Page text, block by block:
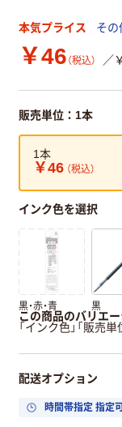
本気プライス その
￥46 （税込） ／
販売単位：1本
1本
￥46 （税込）
インク色を選択
黒・赤・青 黒
この商品のバリエ
「インク色」「販売
配送オプション
時間帯指定 指定